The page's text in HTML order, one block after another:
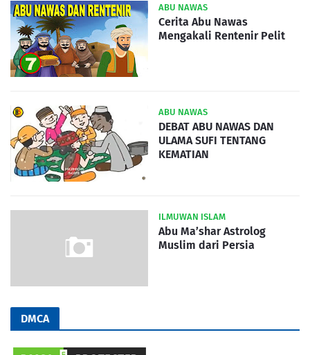
ABU NAWAS
Cerita Abu Nawas
Mengakali Rentenir Pelit
ABU NAWAS
DEBAT ABU NAWAS DAN
ULAMA SUFI TENTANG
KEMATIAN
ILMUWAN ISLAM
Abu Ma’shar Astrolog
Muslim dari Persia
DMCA